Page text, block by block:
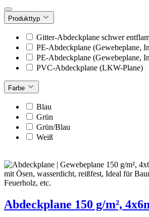
Produkttyp
Gitter-Abdeckplane schwer
PE-Abdeckplane (Gewebeplane,
PE-Abdeckplane (Gewebeplane,
PVC-Abdeckplane (LKW-Plane)
Farbe
Blau
Grün
Grün/Blau
Weiß
Abdeckplane 150 g/m²,